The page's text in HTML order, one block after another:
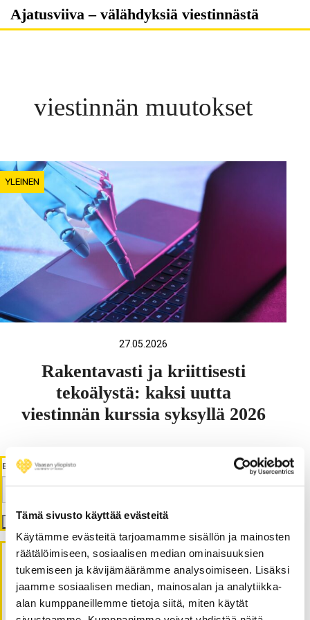
Tämä sivusto käyttää evästeitä
Käytämme evästeitä tarjoamamme sisällön ja mainosten
räätälöimiseen, sosiaalisen median ominaisuuksien
tukemiseen ja kävijämäärämme analysoimiseen. Lisäksi
jaamme sosiaalisen median, mainosalan ja analytiikka-
alan kumppaneillemme tietoja siitä, miten käytät
Skip
Ajatusviiva – välähdyksiä viestinnästä
viestinnän muutokset
YLEINEN
27.05.2026
Rakentavasti ja kriittisesti
tekoälystä: kaksi uutta
viestinnän kurssia syksyllä 2026
ETSI
Etsi
Viimeisimmät artikkelit
Rakentavasti ja kriittisesti tekoälystä: kaksi